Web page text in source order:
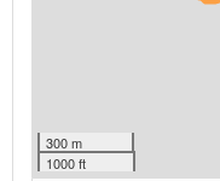
300 m
1000 ft